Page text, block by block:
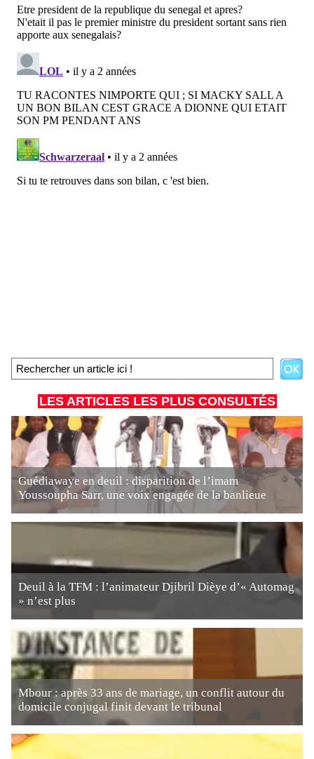
LES ARTICLES LES PLUS CONSULTÉS
Guédiawaye en deuil : disparition de l’imam
Youssoupha Sarr, une voix engagée de la banlieue
Deuil à la TFM : l’animateur Djibril Dièye d’« Automag
» n’est plus
Mbour : après 33 ans de mariage, un conflit autour du
domicile conjugal finit devant le tribunal